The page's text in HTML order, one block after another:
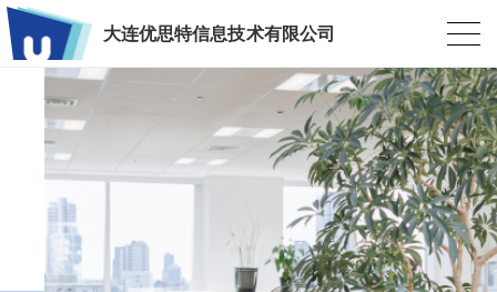
大连优思特信息技术有限公司